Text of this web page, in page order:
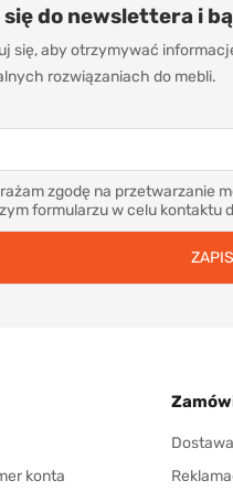
się do newslettera i
się, aby otrzymywać
rozwiązaniach do mebli.
zgodę na przetwarzanie
formularzu w celu kontaktu
konta
Dostawa